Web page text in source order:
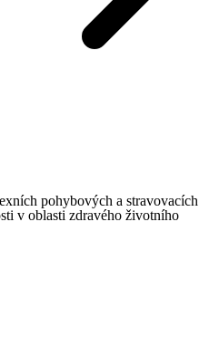
pohybových a stravovacích
v oblasti zdravého životního